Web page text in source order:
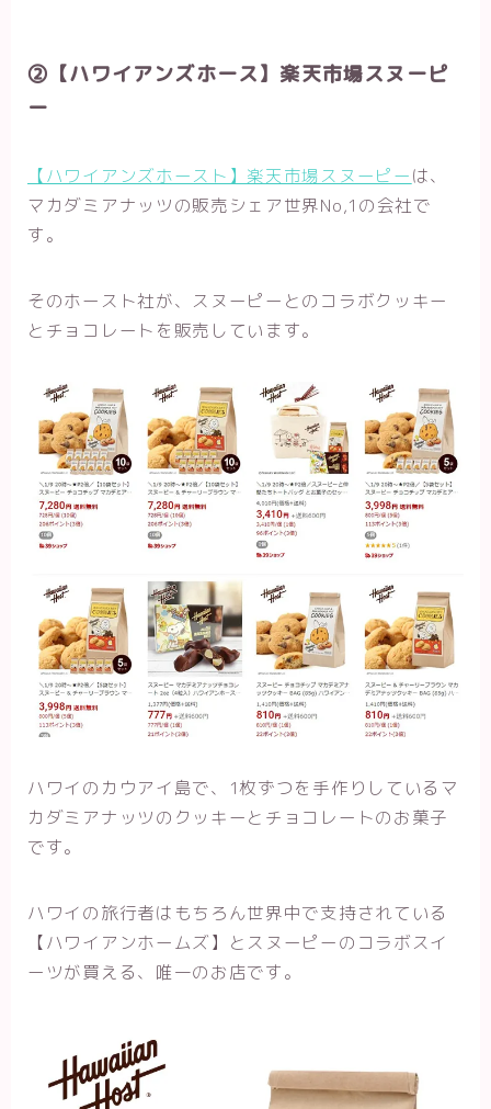
②【ハワイアンズホース】楽天市場スヌーピ
ー
【ハワイアンズホースト】楽天市場スヌーピーは、
マカダミアナッツの販売シェア世界No,1の会社で
す。
そのホースト社が、スヌーピーとのコラボクッキー
とチョコレートを販売しています。
ハワイのカウアイ島で、1枚ずつを手作りしているマ
カダミアナッツのクッキーとチョコレートのお菓子
です。
ハワイの旅行者はもちろん世界中で支持されている
【ハワイアンホームズ】とスヌーピーのコラボスイ
ーツが買える、唯一のお店です。